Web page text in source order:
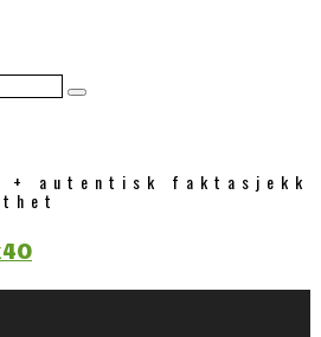
+ autentisk faktasjekk